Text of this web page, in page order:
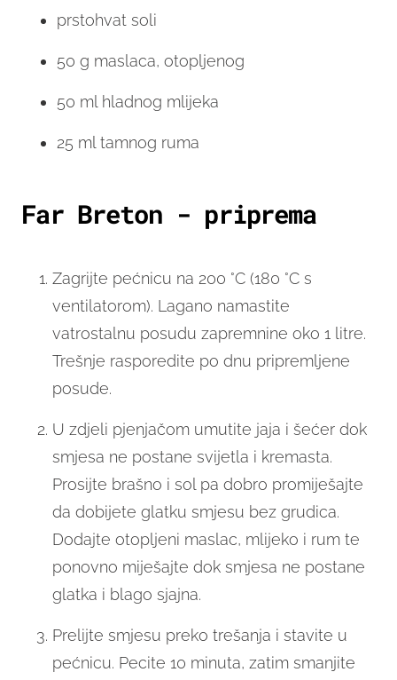
prstohvat soli
50 g maslaca, otopljenog
50 ml hladnog mlijeka
25 ml tamnog ruma
Far Breton - priprema
Zagrijte pećnicu na 200 °C (180 °C s
ventilatorom). Lagano namastite
vatrostalnu posudu zapremnine oko 1 litre.
Trešnje rasporedite po dnu pripremljene
posude.
U zdjeli pjenjačom umutite jaja i šećer dok
smjesa ne postane svijetla i kremasta.
Prosijte brašno i sol pa dobro promiješajte
da dobijete glatku smjesu bez grudica.
Dodajte otopljeni maslac, mlijeko i rum te
ponovno miješajte dok smjesa ne postane
glatka i blago sjajna.
Prelijte smjesu preko trešanja i stavite u
pećnicu. Pecite 10 minuta, zatim smanjite